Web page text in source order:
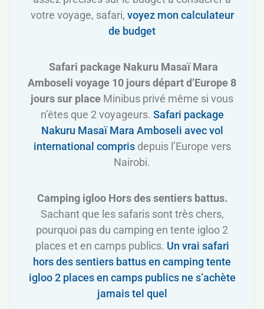
votre voyage, safari, voyez mon calculateur
de budget
Safari package Nakuru Masaï Mara
Amboseli voyage 10 jours départ d’Europe 8
jours sur place Minibus privé même si vous
n’êtes que 2 voyageurs. Safari package
Nakuru Masaï Mara Amboseli avec vol
international comprisdepuis l’Europe vers
Nairobi.
Camping igloo Hors des sentiers battus.
Sachant que les safaris sont très chers,
pourquoi pas du camping en tente igloo 2
places et en camps publics. Un vrai safari
hors des sentiers battus en camping tente
igloo 2 places en camps publics ne s’achète
jamais tel quel